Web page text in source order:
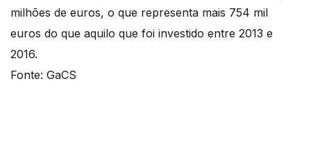
milhões de euros, o que representa mais 754 mil
euros do que aquilo que foi investido entre 2013 e
2016.
Fonte: GaCS